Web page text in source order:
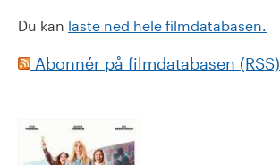
Du kan laste ned hele filmdatabasen.
Abonnér på filmdatabasen (RSS)